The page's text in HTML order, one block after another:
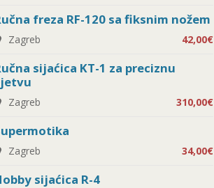
freza RF-120 sa fiksnim nožem
Zagreb 42,00€
sijaćica KT-1 za preciznu
Zagreb 310,00€
Zagreb 34,00€
sijaćica R-4